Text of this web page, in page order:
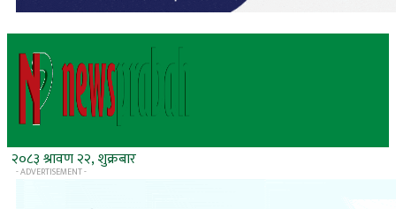
२०८३ श्रावण २२, शुक्रबार
- ADVERTISEMENT -